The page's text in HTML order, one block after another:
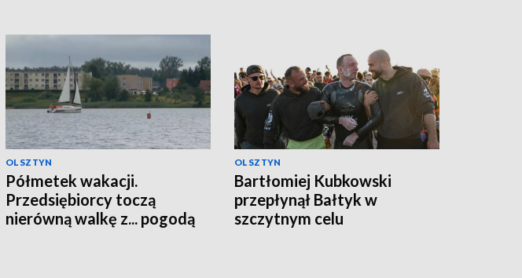
OLSZTYN
Półmetek wakacji.
Przedsiębiorcy toczą
nierówną walkę z... pogodą
OLSZTYN
Bartłomiej Kubkowski
przepłynął Bałtyk w
szczytnym celu